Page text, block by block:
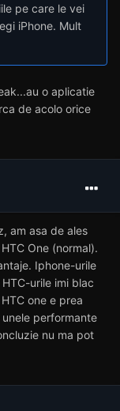
pe care le vei
iPhone. Mult
o aplicatie
de acolo orice
am asa de ales
One (normal).
Iphone-urile
urile imi blac
one e prea
performante
nu ma pot